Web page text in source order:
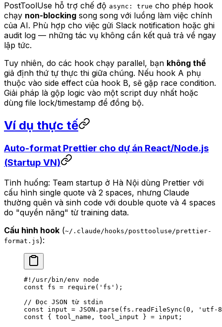
PostToolUse hỗ trợ chế độ async: true cho phép hook
chạy non-blocking song song với luồng làm việc chính
của AI. Phù hợp cho việc gửi Slack notification hoặc ghi
audit log — những tác vụ không cần kết quả trả về ngay
lập tức.
Tuy nhiên, do các hook chạy parallel, bạn không thể
giả định thứ tự thực thi giữa chúng. Nếu hook A phụ
thuộc vào side effect của hook B, sẽ gặp race condition.
Giải pháp là gộp logic vào một script duy nhất hoặc
dùng file lock/timestamp để đồng bộ.
Ví dụ thực tế
Auto-format Prettier cho dự án React/Node.js
(Startup VN)
Tình huống: Team startup ở Hà Nội dùng Prettier với
cấu hình single quote và 2 spaces, nhưng Claude
thường quên và sinh code với double quote và 4 spaces
do "quyền năng" từ training data.
Cấu hình hook (~/.claude/hooks/posttooluse/prettier-
format.js):
#!/usr/bin/env node
const fs = require ( 'fs' );
// Đọc JSON từ stdin
const input = JSON . parse (fs. readFileSync ( 0 ,
'utf-
const { tool_name , tool_input } = input;